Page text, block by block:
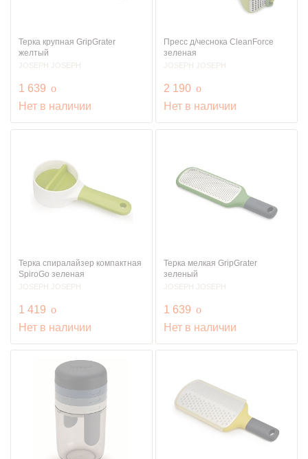
Терка крупная GripGrater
желтый
JOSEPH JOSEPH
1 639 руб.
o
Нет в наличии
Пресс д/чеснока CleanForce
зеленая
JOSEPH JOSEPH
2 190 руб.
o
Нет в наличии
Терка спиралайзер компактная
SpiroGo зеленая
JOSEPH JOSEPH
1 419 руб.
o
Нет в наличии
Терка мелкая GripGrater
зеленый
JOSEPH JOSEPH
1 639 руб.
o
Нет в наличии